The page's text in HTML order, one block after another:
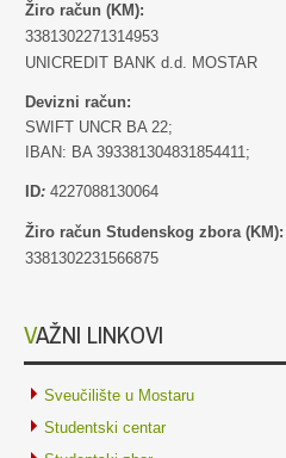
Žiro račun (KM):
3381302271314953
UNICREDIT BANK d.d. MOSTAR
Devizni račun:
SWIFT UNCR BA 22;
IBAN: BA 393381304831854411;
ID: 4227088130064
Žiro račun Studenskog zbora (KM):
3381302231566875
VAŽNI LINKOVI
Sveučilište u Mostaru
Studentski centar